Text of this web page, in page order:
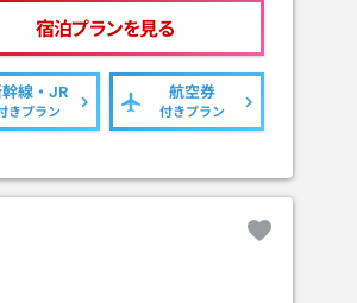
宿泊プランを見る
線・JR
きプラン
航空券
付きプラン